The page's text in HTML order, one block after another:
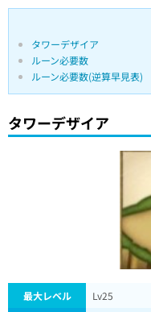
タワーデザイア
ルーン必要数
ルーン必要数(逆算早見表)
タワーデザイア
最大レベル Lv25